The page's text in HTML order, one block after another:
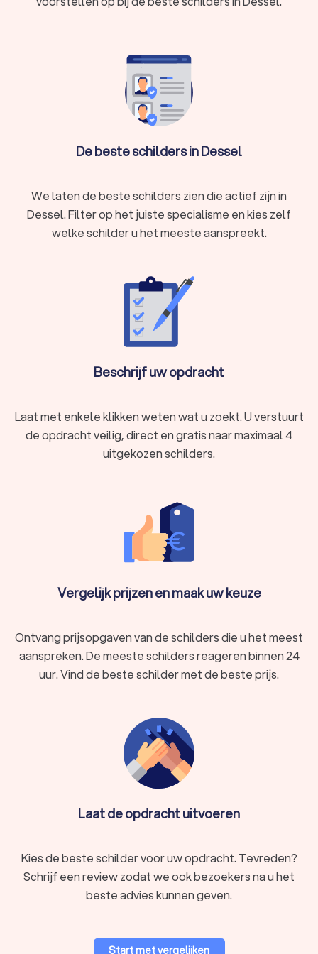
maakt u een goede keuze voor uw schilderwerk. We kunnen u
vergelijken en het schilderbedrijf kiezen dat bij u past.
De beste schilders in Dessel
We laten de beste schilders zien die actief zijn in
Dessel. Filter op het juiste specialisme en kies zelf
welke schilder u het meeste aanspreekt.
Beschrijf uw opdracht
Laat met enkele klikken weten wat u zoekt. U verstuurt
de opdracht veilig, direct en gratis naar maximaal 4
uitgekozen schilders.
Vergelijk prijzen en maak uw keuze
Ontvang prijsopgaven van de schilders die u het meest
aanspreken. De meeste schilders reageren binnen 24
uur. Vind de beste schilder met de beste prijs.
Laat de opdracht uitvoeren
Kies de beste schilder voor uw opdracht. Tevreden?
Schrijf een review zodat we ook bezoekers na u het
beste advies kunnen geven.
Start met vergelijken